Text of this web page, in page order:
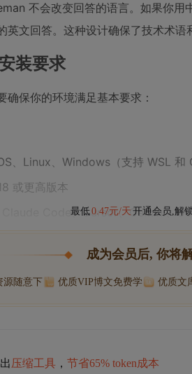
不会改变回答的语言。如果你用
英文回答。这种设计确保了技术术语
装要求
确保你的环境满足基本要求：
、Linux、Windows（支持 WSL 和
或更高版本
Claude Code、Cursor、Gemini、
最低0.47元/天 开通会员,解
成为会员后, 你将
源随意下 优质VIP博文免费学 优质文
压缩工具 ， 节省65% token成本